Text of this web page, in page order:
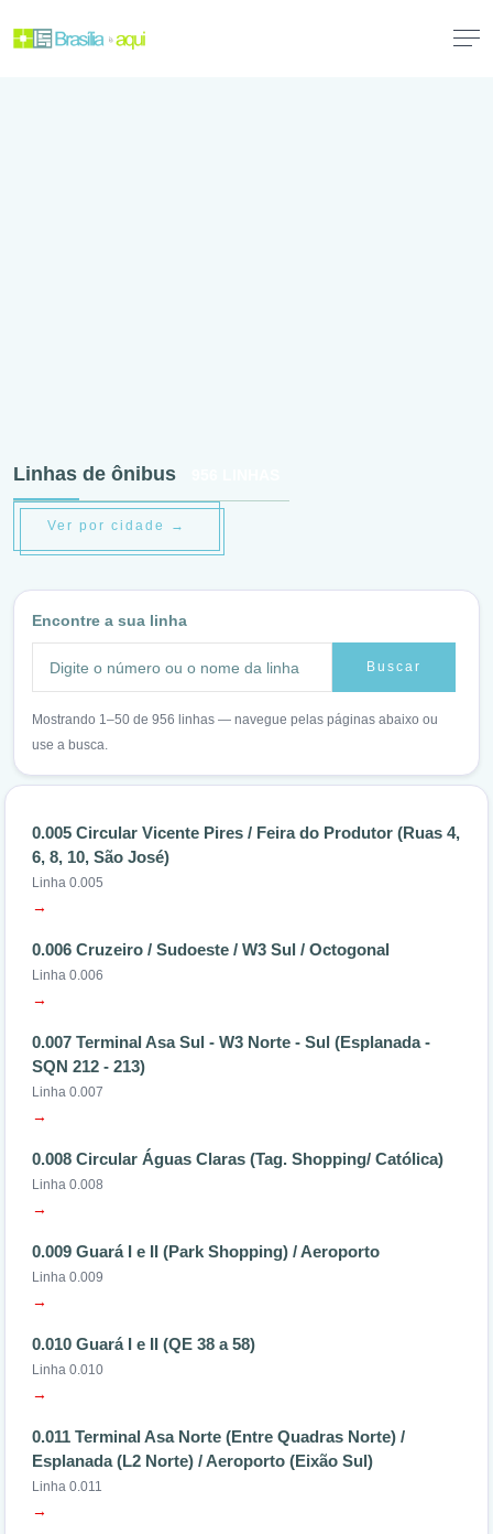
Linhas de ônibus
Ver por cidade →
Encontre a sua linha
Buscar
Mostrando 1–50 de 956 linhas — navegue pelas páginas abaixo ou
use a busca.
0.005 Circular Vicente Pires / Feira do Produtor (Ruas 4,
6, 8, 10, São José)
Linha 0.005
→
0.006 Cruzeiro / Sudoeste / W3 Sul / Octogonal
Linha 0.006
→
0.007 Terminal Asa Sul - W3 Norte - Sul (Esplanada -
SQN 212 - 213)
Linha 0.007
→
0.008 Circular Águas Claras (Tag. Shopping/ Católica)
Linha 0.008
→
0.009 Guará I e II (Park Shopping) / Aeroporto
Linha 0.009
→
0.010 Guará I e II (QE 38 a 58)
Linha 0.010
→
0.011 Terminal Asa Norte (Entre Quadras Norte) /
Esplanada (L2 Norte) / Aeroporto (Eixão Sul)
Linha 0.011
→